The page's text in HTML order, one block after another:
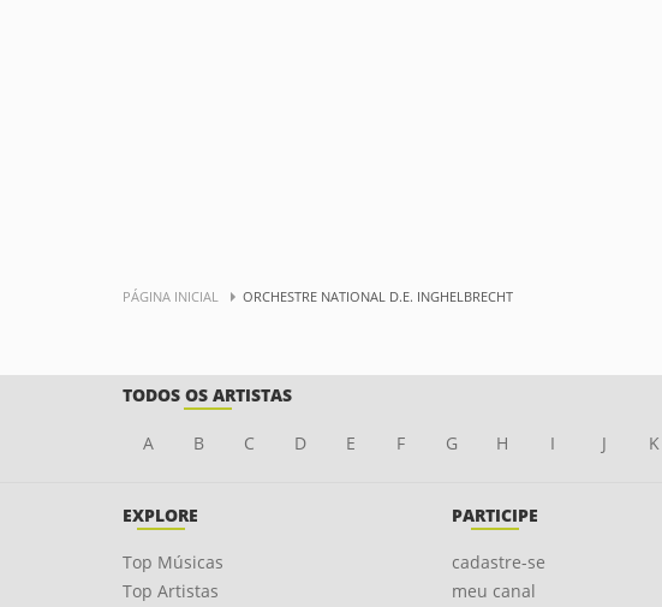
PÁGINA INICIAL ORCHESTRE NATIONAL D.E. INGHELBRECHT
TODOS OS ARTISTAS
A B C D E F G H I J K
EXPLORE
Top Músicas
Top Artistas
PARTICIPE
cadastre-se
meu canal